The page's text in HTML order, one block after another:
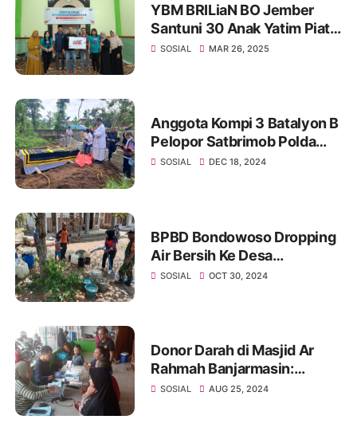
YBM BRILiaN BO Jember
Santuni 30 Anak Yatim Piatu
di Jember
SOSIAL MAR 26, 2025
Anggota Kompi 3 Batalyon B
Pelopor Satbrimob Polda
Jatim Bantu Pemakaman
SOSIAL DEC 18, 2024
BPBD Bondowoso Dropping
Air Bersih Ke Desa
Terdampak Kekeringan
SOSIAL OCT 30, 2024
Donor Darah di Masjid Ar
Rahmah Banjarmasin:
Setetes Darah Selamatkan
SOSIAL AUG 25, 2024